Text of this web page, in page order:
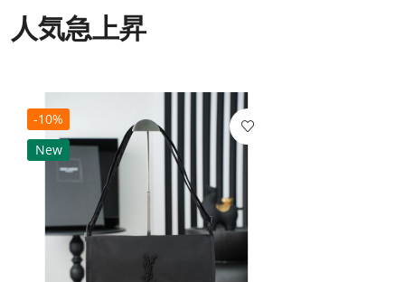
人気急上昇
-10%
New